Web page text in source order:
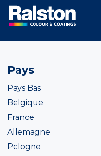
Pays
Pays Bas
Belgique
France
Allemagne
Pologne